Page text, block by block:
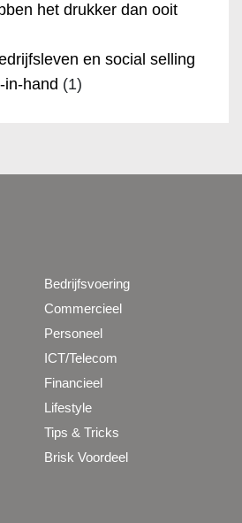
het drukker dan ooit
en social selling
in-hand (1)
Bedrijfsvoering
Commercieel
Personeel
ICT/Telecom
Financieel
Lifestyle
Tips & Tricks
Brisk Voordeel